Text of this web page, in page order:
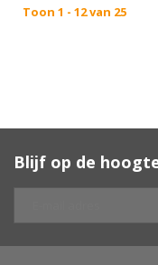
Toon 1 - 12 van 25
Blijf op de